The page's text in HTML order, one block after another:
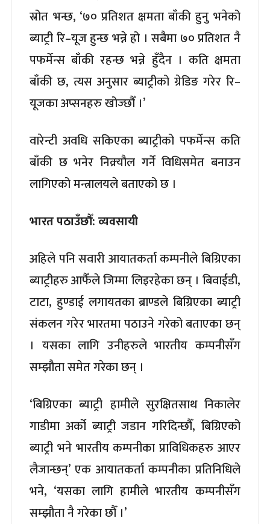
स्रोत भन्छ, ‘७० प्रतिशत क्षमता बाँकी हुनु भनेको
ब्याट्री रि–यूज हुन्छ भन्ने हो । सबैमा ७० प्रतिशत नै
पफर्मेन्स बाँकी रहन्छ भन्ने हुँदैन । कति क्षमता
बाँकी छ, त्यस अनुसार ब्याट्रीको ग्रेडिङ गरेर रि–
यूजका अप्सनहरु खोज्छौँ ।’
वारेन्टी अवधि सकिएका ब्याट्रीको पफर्मेन्स कति
बाँकी छ भनेर निक्र्यौल गर्ने विधिसमेत बनाउन
लागिएको मन्त्रालयले बताएको छ ।
भारत पठाउँछौँ: व्यवसायी
अहिले पनि सवारी आयातकर्ता कम्पनीले बिग्रिएका
ब्याट्रीहरु आफैँले जिम्मा लिइरहेका छन् । बिवाईडी,
टाटा, हुण्डाई लगायतका ब्राण्डले बिग्रिएका ब्याट्री
संकलन गरेर भारतमा पठाउने गरेको बताएका छन्
। यसका लागि उनीहरुले भारतीय कम्पनीसँग
सम्झौता समेत गरेका छन् ।
‘बिग्रिएका ब्याट्री हामीले सुरक्षितसाथ निकालेर
गाडीमा अर्को ब्याट्री जडान गरिदिन्छौँ, बिग्रिएको
ब्याट्री भने भारतीय कम्पनीका प्राविधिकहरु आएर
लैजान्छन्’ एक आयातकर्ता कम्पनीका प्रतिनिधिले
भने, ‘यसका लागि हामीले भारतीय कम्पनीसँग
सम्झौता नै गरेका छौँ ।’